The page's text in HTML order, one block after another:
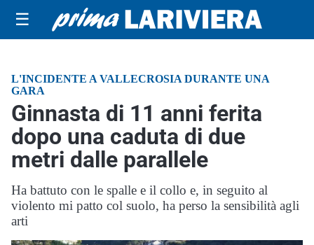
☰
L'INCIDENTE A VALLECROSIA DURANTE UNA
GARA
Ginnasta di 11 anni ferita
dopo una caduta di due
metri dalle parallele
Ha battuto con le spalle e il collo e, in seguito al
violento mi patto col suolo, ha perso la sensibilità agli
arti